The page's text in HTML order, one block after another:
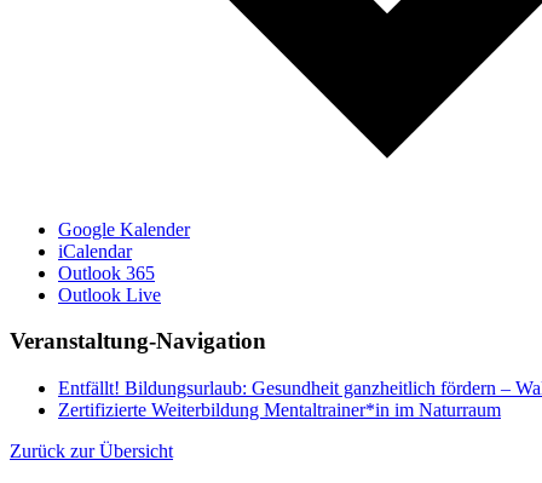
Google Kalender
iCalendar
Outlook 365
Outlook Live
Veranstaltung-Navigation
Entfällt! Bildungsurlaub: Gesundheit ganzheitlich fördern –
Zertifizierte Weiterbildung Mentaltrainer*in im Naturraum
Zurück zur Übersicht